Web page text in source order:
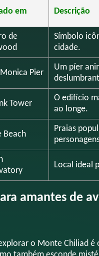
em Descrição
de
Símbolo
cidade.
Pier
Um píer
Tower
O edifício
ao longe.
Beach
Praias
Local ideal
amantes de
o Monte Chiliad